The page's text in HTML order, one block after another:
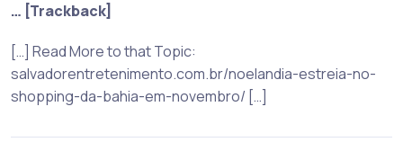
… [Trackback]
[…] Read More to that Topic:
salvadorentretenimento.com.br/noelandia-estreia-no-
shopping-da-bahia-em-novembro/ […]